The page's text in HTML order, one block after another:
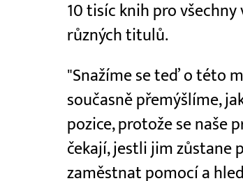
10 tisíc knih pro
různých titulů.
"Snažíme se teď o této
současně přemýšlíme,
pozice, protože se naše
čekají, jestli jim zůstane
zaměstnat pomocí a